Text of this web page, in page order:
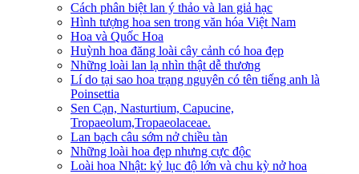
Cách phân biệt lan ý thảo và lan giả hạc
Hình tượng hoa sen trong văn hóa Việt Nam
Hoa và Quốc Hoa
Huỳnh hoa đăng loài cây cảnh có hoa đẹp
Những loài lan lạ nhìn thật dễ thương
Lí do tại sao hoa trạng nguyên có tên tiếng anh là
Poinsettia
Sen Cạn, Nasturtium, Capucine,
Tropaeolum,Tropaeolaceae.
Lan bạch câu sớm nở chiều tàn
Những loài hoa đẹp nhưng cực độc
Loài hoa Nhật: kỷ lục độ lớn và chu kỳ nở hoa